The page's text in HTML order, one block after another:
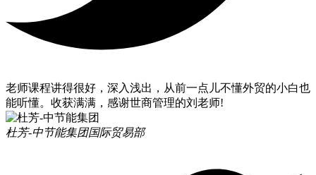
老师课程讲得很好，深入浅出，从前一点儿不懂外贸的小白也
能听懂。收获满满，感谢世商管理的刘老师!
杜芳-中节能集团国际贸易部